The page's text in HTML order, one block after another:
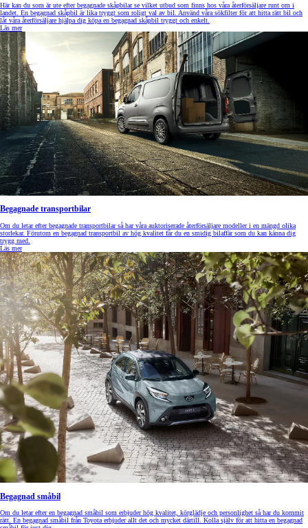
Här kan du som är ute efter begagnade skåpbilar se vilket utbud som finns hos våra återförsäljare runt om i
landet. En begagnad skåpbil är lika tryggt som roligt val av bil. Använd våra sökfilter för att hitta rätt bil och
låt våra återförsäljare hjälpa dig köpa en begagnad skåpbil tryggt och enkelt.
Läs mer
Begagnade transportbilar
Om du letar efter begagnade transportbilar så har våra auktoriserade återförsäljare modeller i en mängd olika
storlekar. Förutom en begagnad transportbil av hög kvalitet får du en smidig bilaffär som du kan känna dig
trygg med.
Läs mer
Begagnad småbil
Om du letar efter en begagnad småbil som erbjuder hög kvalitet, körglädje och personlighet så har du kommit
rätt. En begagnad småbil från Toyota erbjuder allt det och mycket därtill. Kolla själv för att hitta en begagnad